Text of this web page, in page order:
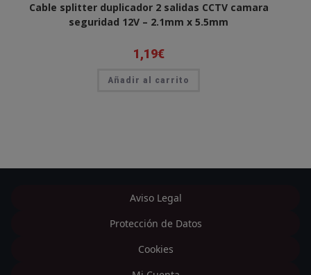
Cable splitter duplicador 2 salidas CCTV camara
seguridad 12V – 2.1mm x 5.5mm
1,19€
Añadir al carrito
Aviso Legal
Protección de Datos
Cookies